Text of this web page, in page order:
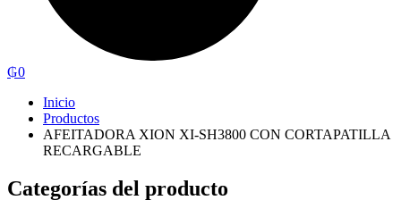
₲0
Inicio
Productos
AFEITADORA XION XI-SH3800 CON CORTAPATILLA
RECARGABLE
Categorías del producto